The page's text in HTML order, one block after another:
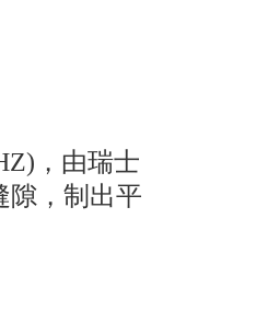
，由瑞士
隙，制出平